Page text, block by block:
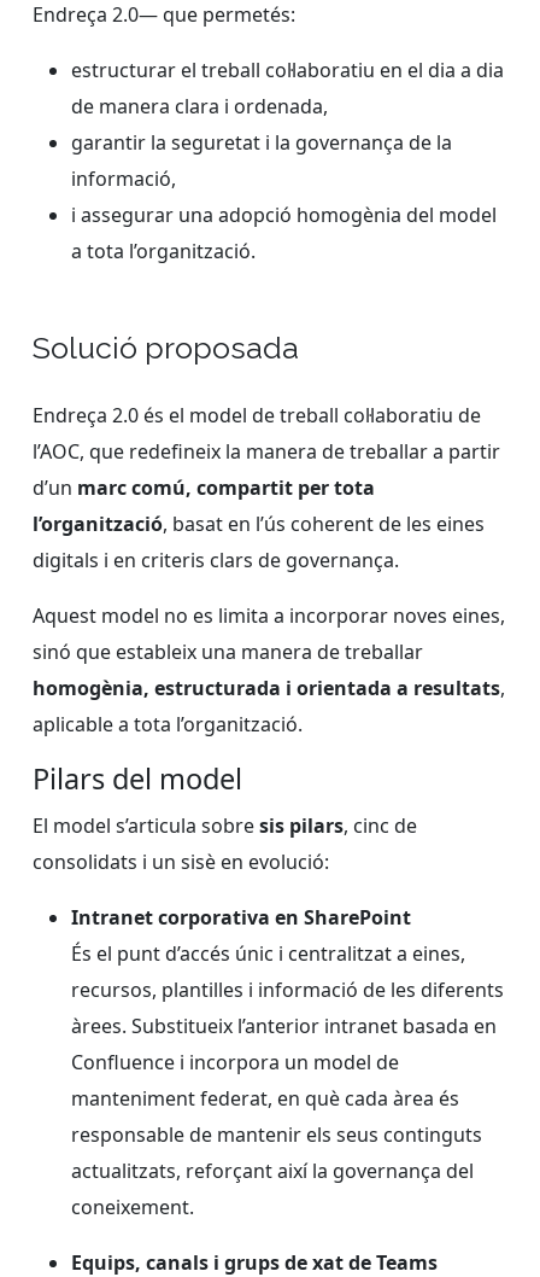
Endreça 2.0— que permetés:
estructurar el treball col·laboratiu en el dia a dia
de manera clara i ordenada,
garantir la seguretat i la governança de la
informació,
i assegurar una adopció homogènia del model
a tota l’organització.
Solució proposada
Endreça 2.0 és el model de treball col·laboratiu de
l’AOC, que redefineix la manera de treballar a partir
d’un marc comú, compartit per tota
l’organització, basat en l’ús coherent de les eines
digitals i en criteris clars de governança.
Aquest model no es limita a incorporar noves eines,
sinó que estableix una manera de treballar
homogènia, estructurada i orientada a resultats,
aplicable a tota l’organització.
Pilars del model
El model s’articula sobresis pilars, cinc de
consolidats i un sisè en evolució:
Intranet corporativa en SharePoint
És el punt d’accés únic i centralitzat a eines,
recursos, plantilles i informació de les diferents
àrees. Substitueix l’anterior intranet basada en
Confluence i incorpora un model de
manteniment federat, en què cada àrea és
responsable de mantenir els seus continguts
actualitzats, reforçant així la governança del
coneixement.
Equips, canals i grups de xat de Teams